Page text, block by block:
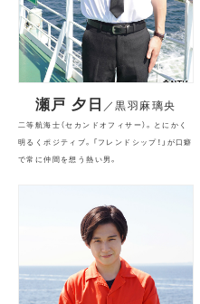
瀬戸 夕日 ／黒羽麻璃央
二等航海士（セカンドオフィサー）。とにかく
明るくポジティブ。「フレンドシップ！」が口癖
で常に仲間を想う熱い男。